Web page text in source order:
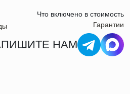
Что включено в стоимость
Гарантии
НАМ